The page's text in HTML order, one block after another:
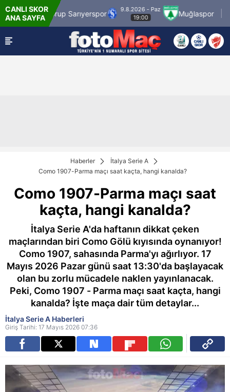
CANLI SKOR
ANA SAYFA
SMS Grup Sarıyerspor
9.8.2026 - Paz
19:00
Muğlaspor
Haberler
İtalya Serie A
Como 1907-Parma maçı saat kaçta, hangi kanalda?
Como 1907-Parma maçı saat
kaçta, hangi kanalda?
İtalya Serie A'da haftanın dikkat çeken
maçlarından biri Como Gölü kıyısında oynanıyor!
Como 1907, sahasında Parma'yı ağırlıyor. 17
Mayıs 2026 Pazar günü saat 13:30'da başlayacak
olan bu zorlu mücadele naklen yayınlanacak.
Peki, Como 1907 - Parma maçı saat kaçta, hangi
kanalda? İşte maça dair tüm detaylar...
İtalya Serie A Haberleri
Giriş Tarihi: 17 Mayıs 2026 07:36